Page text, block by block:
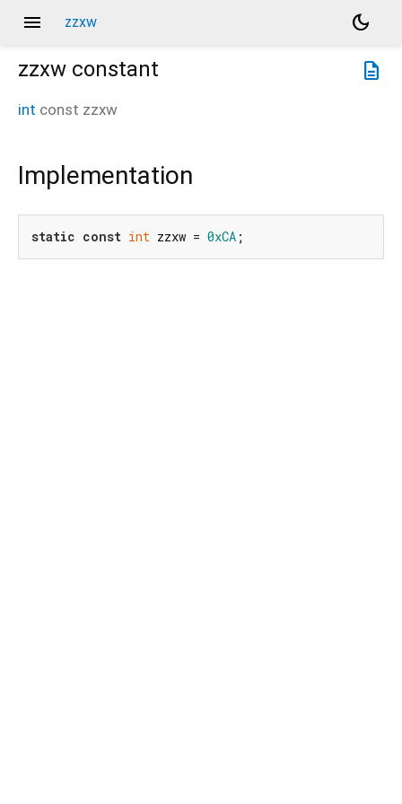
menu zzxw
dark_mode
description
zzxw constant
int const zzxw
Implementation
static const int zzxw = 0xCA ;